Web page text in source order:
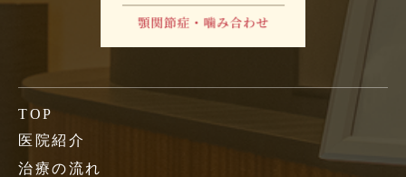
TOP
医院紹介
治療の流れ